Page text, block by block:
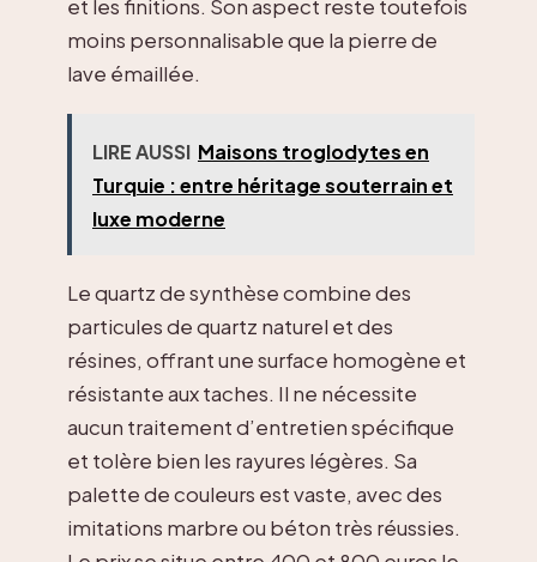
et les finitions. Son aspect reste toutefois
moins personnalisable que la pierre de
lave émaillée.
LIRE AUSSI Maisons troglodytes en
Turquie : entre héritage souterrain et
luxe moderne
Le quartz de synthèse combine des
particules de quartz naturel et des
résines, offrant une surface homogène et
résistante aux taches. Il ne nécessite
aucun traitement d’entretien spécifique
et tolère bien les rayures légères. Sa
palette de couleurs est vaste, avec des
imitations marbre ou béton très réussies.